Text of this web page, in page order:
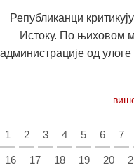
Републиканци
Истоку. По њиховом
администрације од
1 2 3 4 5 6 7
16 17 18 19 20